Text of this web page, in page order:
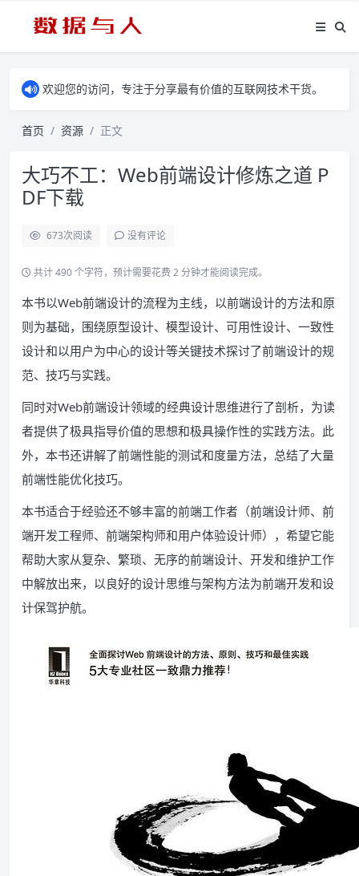
欢迎您的访问，专注于分享最有价值的互联网技术干货。
首页 资源 正文
大巧不工：Web前端设计修炼之道 P
DF下载
673次阅读 没有评论
共计 490 个字符，预计需要花费 2 分钟才能阅读完成。
本书以Web前端设计的流程为主线，以前端设计的方法和原
则为基础，围绕原型设计、模型设计、可用性设计、一致性
设计和以用户为中心的设计等关键技术探讨了前端设计的规
范、技巧与实践。
同时对Web前端设计领域的经典设计思维进行了剖析，为读
者提供了极具指导价值的思想和极具操作性的实践方法。此
外，本书还讲解了前端性能的测试和度量方法，总结了大量
前端性能优化技巧。
本书适合于经验还不够丰富的前端工作者（前端设计师、前
端开发工程师、前端架构师和用户体验设计师），希望它能
帮助大家从复杂、繁琐、无序的前端设计、开发和维护工作
中解放出来，以良好的设计思维与架构方法为前端开发和设
计保驾护航。